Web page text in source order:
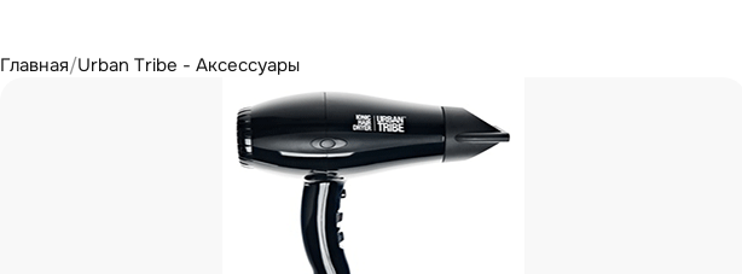
Главная/Urban Tribe - Аксессуары